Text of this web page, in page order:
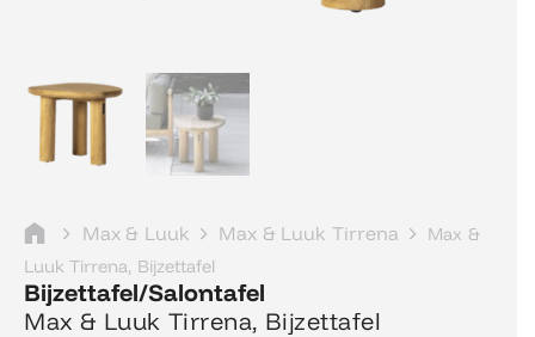
Max & Luuk Max & Luuk Tirrena
Max &
Luuk Tirrena, Bijzettafel
Bijzettafel/Salontafel
Max & Luuk Tirrena, Bijzettafel